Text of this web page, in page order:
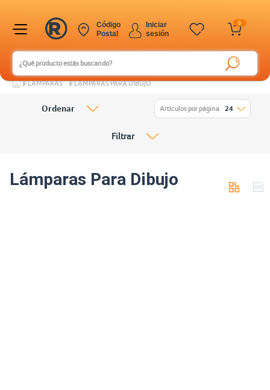
0
Iniciar
sesión
Código
Postal
LÁMPARAS LÁMPARAS PARA DIBUJO
Lámparas Para Dibujo
Ordenar Artículos por página 24
Filtrar